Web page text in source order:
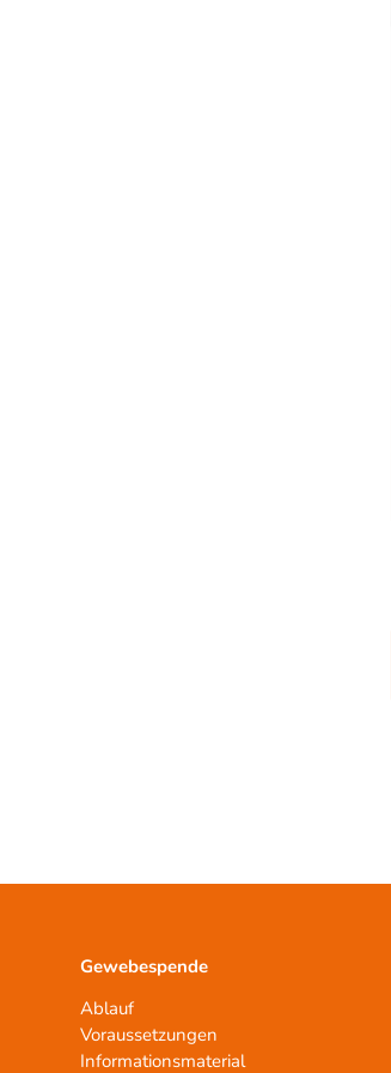
Gewebespende
Ablauf
Voraussetzungen
Informationsmaterial